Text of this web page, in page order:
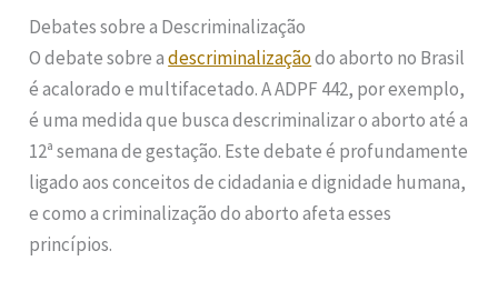
Debates sobre a Descriminalização
O debate sobre adescriminalizaçãodo aborto no Brasil
é acalorado e multifacetado. A ADPF 442, por exemplo,
é uma medida que busca descriminalizar o aborto até a
12ª semana de gestação. Este debate é profundamente
ligado aos conceitos de cidadania e dignidade humana,
e como a criminalização do aborto afeta esses
princípios.